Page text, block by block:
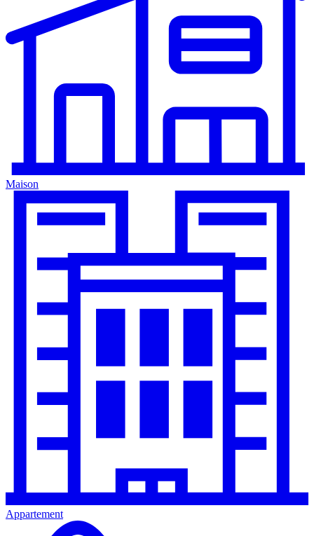
Maison
Appartement